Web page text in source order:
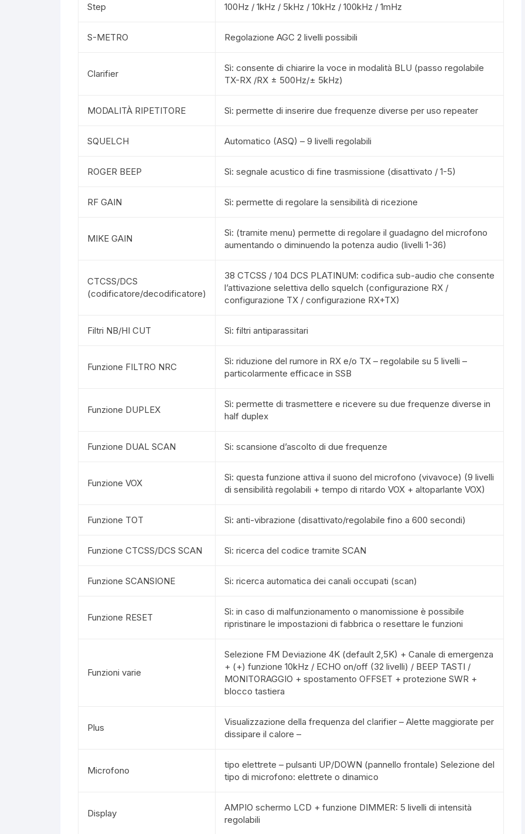
Step 100Hz / 1kHz / 5kHz / 10kHz / 100kHz / 1mHz
S-METRO Regolazione AGC 2 livelli possibili
Clarifier
Sì: consente di chiarire la voce in modalità BLU (passo regolabile
TX-RX /RX ± 500Hz/± 5kHz)
MODALITÀ RIPETITORE Sì: permette di inserire due frequenze diverse per uso repeater
SQUELCH Automatico (ASQ) – 9 livelli regolabili
ROGER BEEP Sì: segnale acustico di fine trasmissione (disattivato / 1-5)
RF GAIN Sì: permette di regolare la sensibilità di ricezione
MIKE GAIN
Sì: (tramite menu) permette di regolare il guadagno del microfono
aumentando o diminuendo la potenza audio (livelli 1-36)
CTCSS/DCS
(codificatore/decodificatore)
38 CTCSS / 104 DCS PLATINUM: codifica sub-audio che consente
l’attivazione selettiva dello squelch (configurazione RX /
configurazione TX / configurazione RX+TX)
Filtri NB/HI CUT Sì: filtri antiparassitari
Funzione FILTRO NRC
Sì: riduzione del rumore in RX e/o TX – regolabile su 5 livelli –
particolarmente efficace in SSB
Funzione DUPLEX
Sì: permette di trasmettere e ricevere su due frequenze diverse in
half duplex
Funzione DUAL SCAN Si: scansione d’ascolto di due frequenze
Funzione VOX
Sì: questa funzione attiva il suono del microfono (vivavoce) (9 livelli
di sensibilità regolabili + tempo di ritardo VOX + altoparlante VOX)
Funzione TOT Sì: anti-vibrazione (disattivato/regolabile fino a 600 secondi)
Funzione CTCSS/DCS SCAN Sì: ricerca del codice tramite SCAN
Funzione SCANSIONE Si: ricerca automatica dei canali occupati (scan)
Funzione RESET
Sì: in caso di malfunzionamento o manomissione è possibile
ripristinare le impostazioni di fabbrica o resettare le funzioni
Funzioni varie
Selezione FM Deviazione 4K (default 2,5K) + Canale di emergenza
+ (+) funzione 10kHz / ECHO on/off (32 livelli) / BEEP TASTI /
MONITORAGGIO + spostamento OFFSET + protezione SWR +
blocco tastiera
Plus
Visualizzazione della frequenza del clarifier – Alette maggiorate per
dissipare il calore –
Microfono
tipo elettrete – pulsanti UP/DOWN (pannello frontale) Selezione del
tipo di microfono: elettrete o dinamico
Display
AMPIO schermo LCD + funzione DIMMER: 5 livelli di intensità
regolabili